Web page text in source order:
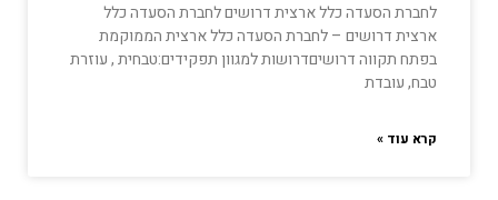
לחברת הסעדה כלל ארצית דרושים לחברת הסעדה כלל
ארצית דרושים – ​לחברת הסעדה כלל ארצית הממוקמת
בפתח תקווה דרושיםדרושות למגוון תפקידים:טבחית , עוזרת
טבח, עובדת
קרא עוד »